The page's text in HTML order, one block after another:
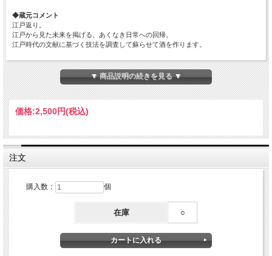
◆蔵元コメント
江戸返り。
江戸から見た未来を掲げる、あくなき日常への回帰。
江戸時代の文献に基づく技法を調査して蘇らせて酒を作ります。
「江戸返り」の法則に従い、零式から始まり肆式まで続くシリーズですが、待望の
「伍式」を発表させていただきます。
「仙禽モダン伍式」ですが、鶴鳴シリーズのトップレンジ「鶴鳴 醸」や前作であ
る「仙禽 モダン肆式」と同様の技法を用い、貴醸酒でありながら、瓶内二次発酵
精米歩合…-
日本酒度…
アミノ酸度…
▼ 商品説明の続きを見る ▼
価格:2,500円(税込)
注文
購入数： 個
在庫 ○